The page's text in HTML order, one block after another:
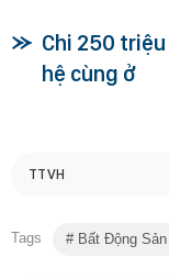
Chi 250
hệ cùng ở
TTVH
Tags Bất Động Sản